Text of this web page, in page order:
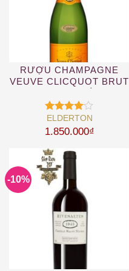
RƯỢU CHAMPAGNE
VEUVE CLICQUOT BRUT
Được
xếp hạng
ELDERTON
1.850.000₫
-10%